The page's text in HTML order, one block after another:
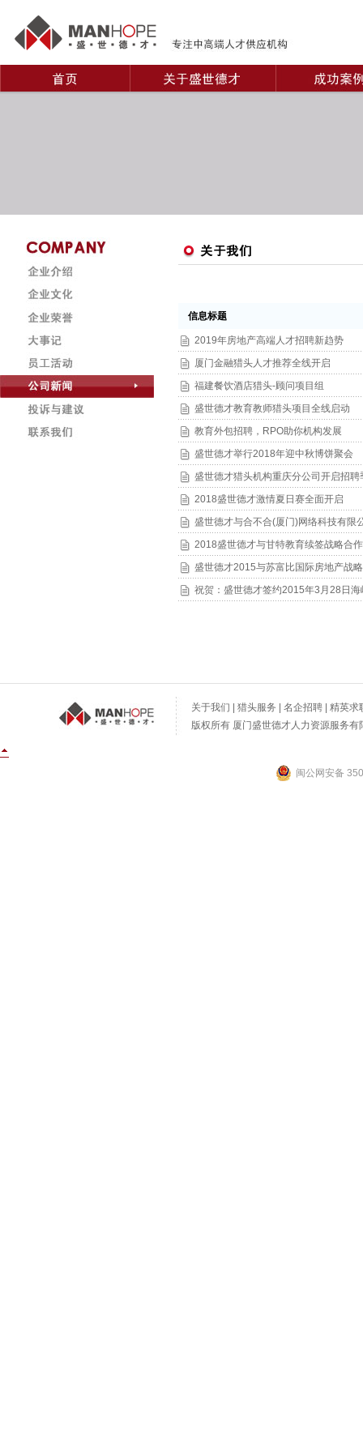
信息标题
2019年房地产高端人才招聘新趋势
厦门金融猎头人才推荐全线开启
福建餐饮酒店猎头-顾问项目组
盛世德才教育教师猎头项目全线启动
教育外包招聘，RPO助你机构发展
盛世德才举行2018年迎中秋博饼聚会
盛世德才猎头机构重庆分公司开启招聘
2018盛世德才激情夏日赛全面开启
盛世德才与合不合(厦门)网络科技有限
2018盛世德才与甘特教育续签战略合
盛世德才2015与苏富比国际房地产战
祝贺：盛世德才签约2015年3月28日
关于我们 猎头服务 名企招聘
精英求
版权所有 厦门盛世德才人力资源服务
闽公网安备